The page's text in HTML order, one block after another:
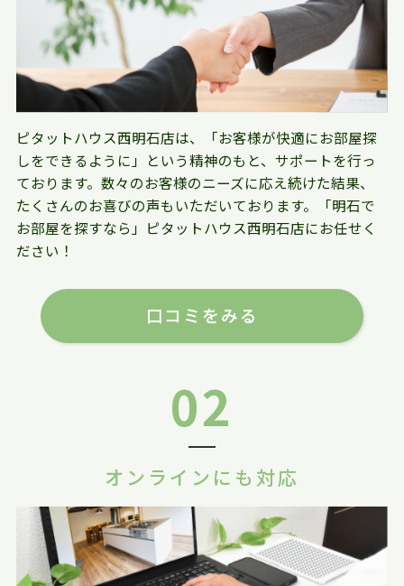
ピタットハウス西明石店は、「お客様が快適にお部屋探
しをできるように」という精神のもと、サポートを行っ
ております。数々のお客様のニーズに応え続けた結果、
たくさんのお喜びの声もいただいております。「明石で
お部屋を探すなら」ピタットハウス西明石店にお任せく
ださい！
口コミをみる
02
オンラインにも対応